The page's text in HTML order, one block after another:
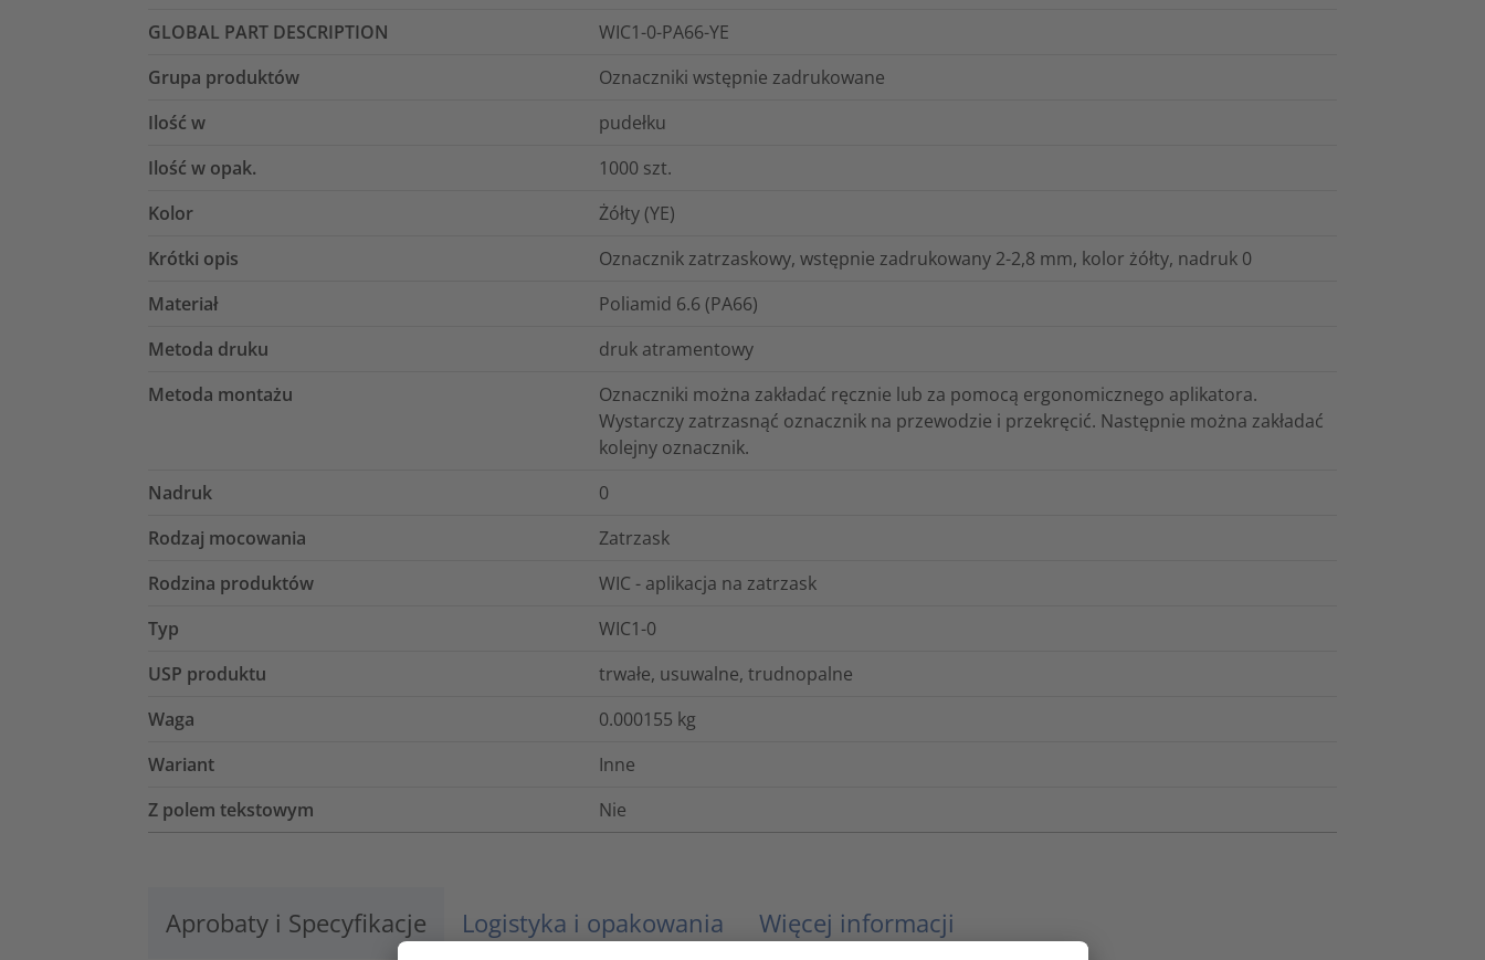
GLOBAL PART DESCRIPTION
WIC1-0-PA66-YE
Grupa produktów
Oznaczniki wstępnie zadrukowane
Ilość w
pudełku
Ilość w opak.
1000 szt.
Kolor
Żółty (YE)
Krótki opis
Oznacznik zatrzaskowy, wstępnie zadrukowany 2-2,8 mm, kolor żółty, nadruk 0
Materiał
Poliamid 6.6 (PA66)
Metoda druku
druk atramentowy
Metoda montażu
Oznaczniki można zakładać ręcznie lub za pomocą ergonomicznego aplikatora.
Wystarczy zatrzasnąć oznacznik na przewodzie i przekręcić. Następnie można zakładać
kolejny oznacznik.
Nadruk
0
Rodzaj mocowania
Zatrzask
Rodzina produktów
WIC - aplikacja na zatrzask
Typ
WIC1-0
USP produktu
trwałe, usuwalne, trudnopalne
Waga
0.000155 kg
Wariant
Inne
Z polem tekstowym
Nie
Aprobaty i Specyfikacje Logistyka i opakowania Więcej informacji